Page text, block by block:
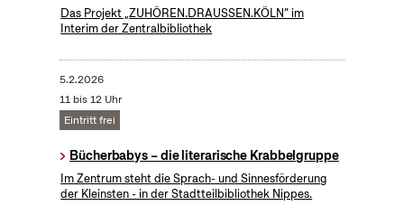
Das Projekt „ZUHÖREN.DRAUSSEN.KÖLN“ im
Interim der Zentralbibliothek
5.2.2026
11 bis 12 Uhr
Eintritt frei
Bücherbabys – die literarische Krabbelgruppe
Im Zentrum steht die Sprach- und Sinnesförderung
der Kleinsten - in der Stadtteilbibliothek Nippes.